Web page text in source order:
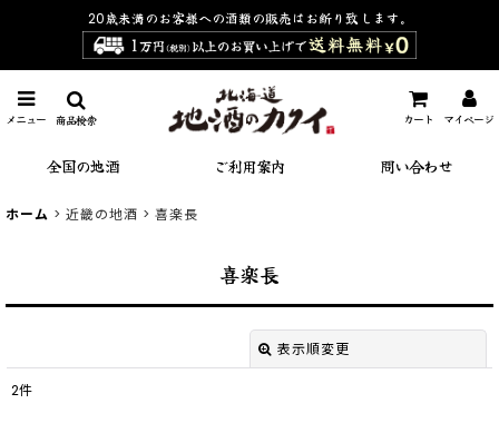
20歳未満のお客様への酒類の販売は お断り致します。
メニュー カート マイページ
全国の地酒 ご利用案内 問い合わせ
商品検索
ホーム > 近畿の地酒 > 喜楽長
喜楽長
表示順変更
2件